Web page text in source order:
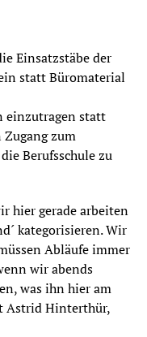
Einsatzstäbe der
statt Büromaterial
einzutragen statt
Zugang zum
Berufsschule zu
hier gerade arbeiten
kategorisieren. Wir
Abläufe immer
wir abends
was ihn hier am
Astrid Hinterthür,